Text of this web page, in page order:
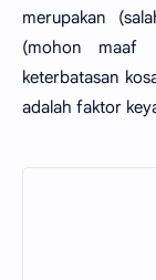
merupakan
(mohon maaf
keterbatasan
adalah faktor